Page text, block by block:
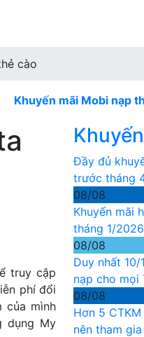
cào
mãi Mobi nạp thẻ HÔM
truy cập
phí đổi
của mình
dụng My
Đầy đủ
trước tháng
08/08
Khuyến mãi
tháng 1/2026
08/08
Duy nhất
nạp cho mọi
08/08
Hơn 5
nên tham gia